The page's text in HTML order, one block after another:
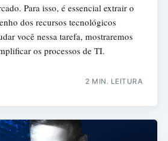
Para isso, é essencial extrair o
dos recursos tecnológicos
você nessa tarefa, mostraremos
os processos de TI.
2 MIN. LEITURA